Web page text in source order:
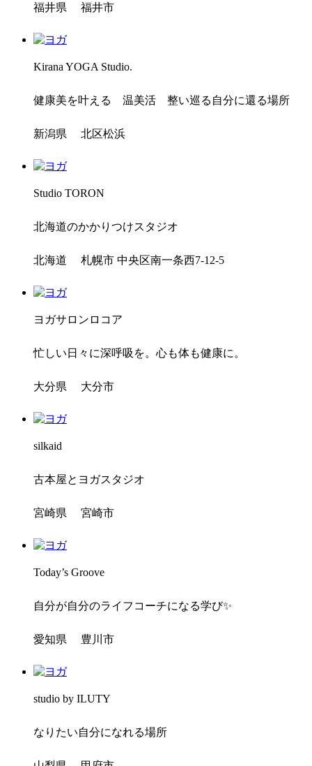
福井県 福井市
Kirana YOGA Studio.
健康美を叶える 温美活 整い巡る自分に還る場所
新潟県 北区松浜
Studio TORON
北海道のかかりつけスタジオ
北海道 札幌市 中央区南一条西7-12-5
ヨガサロンロコア
忙しい日々に深呼吸を。心も体も健康に。
大分県 大分市
silkaid
古本屋とヨガスタジオ
宮崎県 宮崎市
Today’s Groove
自分が自分のライフコーチになる学び✨
愛知県 豊川市
studio by ILUTY
なりたい自分になれる場所